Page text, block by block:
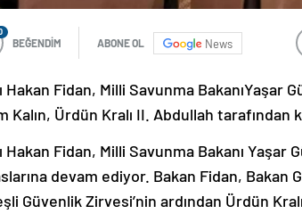
BEĞENDİM ABONE OL News
Hakan Fidan, Milli Savunma BakanıYaşar
Kalın, Ürdün Kralı II. Abdullah tarafından
Hakan Fidan, Milli Savunma Bakanı Yaşar
devam ediyor. Bakan Fidan, Bakan
Güvenlik Zirvesi’nin ardından Ürdün